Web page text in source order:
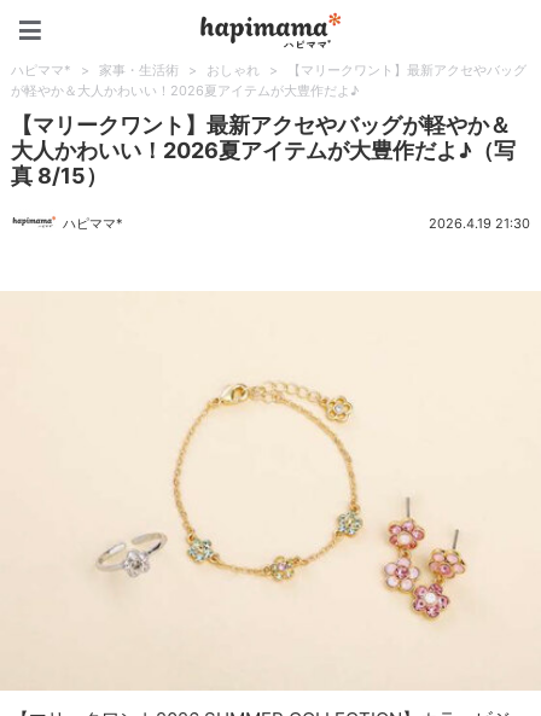
ハピママ* > 家事・生活術 > おしゃれ >
【マリークワント】最新アクセやバッグ
が軽やか＆大人かわいい！2026夏アイテムが大豊作だよ♪
【マリークワント】最新アクセやバッグが軽やか＆
大人かわいい！2026夏アイテムが大豊作だよ♪（写
真 8/15）
ハピママ* 2026.4.19 21:30